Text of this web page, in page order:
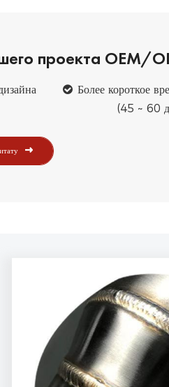
проекта OEM/
Более короткое
(45 ~ 60